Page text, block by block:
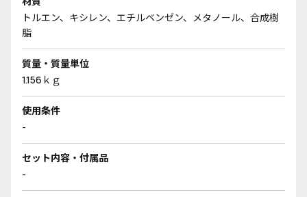
トルエン、キシレン、エチルベンゼン、メタノール、合成樹
脂
質量・質量単位
1.156ｋｇ
使用条件
-
セット内容・付属品
-